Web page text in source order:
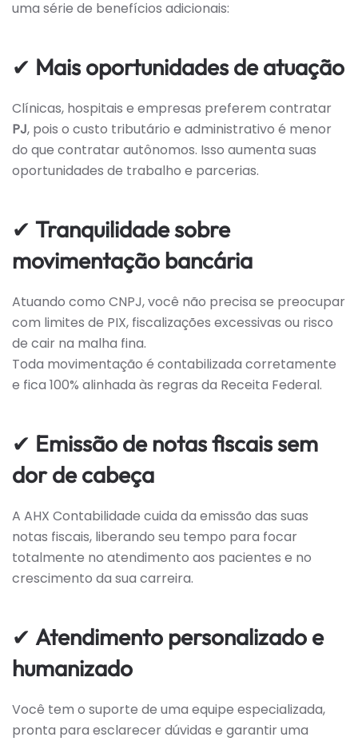
uma série de benefícios adicionais:
✔ Mais oportunidades de atuação
Clínicas, hospitais e empresas preferem contratar
PJ, pois o custo tributário e administrativo é menor
do que contratar autônomos. Isso aumenta suas
oportunidades de trabalho e parcerias.
✔ Tranquilidade sobre
movimentação bancária
Atuando como CNPJ, você não precisa se preocupar
com limites de PIX, fiscalizações excessivas ou risco
de cair na malha fina.
Toda movimentação é contabilizada corretamente
e fica 100% alinhada às regras da Receita Federal.
✔ Emissão de notas fiscais sem
dor de cabeça
A AHX Contabilidade cuida da emissão das suas
notas fiscais, liberando seu tempo para focar
totalmente no atendimento aos pacientes e no
crescimento da sua carreira.
✔ Atendimento personalizado e
humanizado
Você tem o suporte de uma equipe especializada,
pronta para esclarecer dúvidas e garantir uma